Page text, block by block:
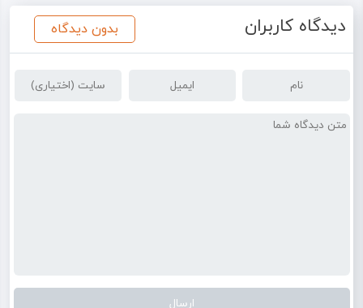
دیدگاه کاربران بدون دیدگاه